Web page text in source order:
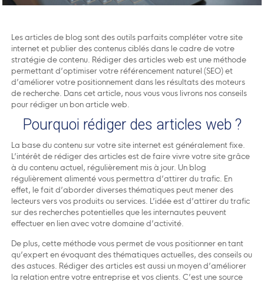
Les articles de blog sont des outils parfaits compléter votre site
internet et publier des contenus ciblés dans le cadre de votre
stratégie de contenu. Rédiger des articles web est une méthode
permettant d’optimiser votre référencement naturel (SEO) et
d’améliorer votre positionnement dans les résultats des moteurs
de recherche. Dans cet article, nous vous vous livrons nos conseils
pour rédiger un bon article web.
Pourquoi rédiger des articles web ?
La base du contenu sur votre site internet est généralement fixe.
L’intérêt de rédiger des articles est de faire vivre votre site grâce
à du contenu actuel, régulièrement mis à jour. Un blog
régulièrement alimenté vous permettra d’attirer du trafic. En
effet, le fait d’aborder diverses thématiques peut mener des
lecteurs vers vos produits ou services. L’idée est d’attirer du trafic
sur des recherches potentielles que les internautes peuvent
effectuer en lien avec votre domaine d’activité.
De plus, cette méthode vous permet de vous positionner en tant
qu’expert en évoquant des thématiques actuelles, des conseils ou
des astuces. Rédiger des articles est aussi un moyen d’améliorer
la relation entre votre entreprise et vos clients. C’est une source